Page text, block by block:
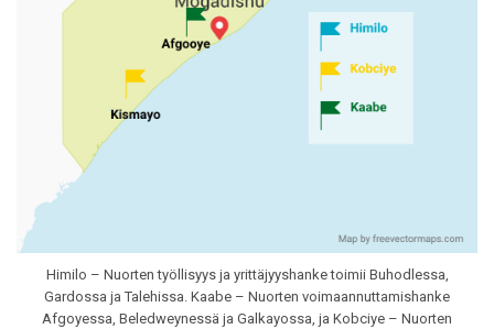
Himilo – Nuorten työllisyys ja yrittäjyyshanke toimii Buhodlessa,
Gardossa ja Talehissa. Kaabe – Nuorten voimaannuttamishanke
Afgoyessa, Beledweynessä ja Galkayossa, ja Kobciye – Nuorten